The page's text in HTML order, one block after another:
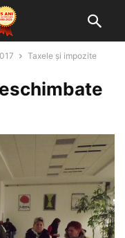
Taxele și impozite